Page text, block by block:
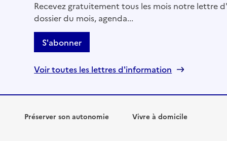
Adresse
9 rue de la Pigacière
Contact
Recevez gratuitement tous les mois notre lettre
dossier du mois, agenda...
S'abonner
Voir toutes les lettres d'information
Préserver son autonomie Vivre à domicile